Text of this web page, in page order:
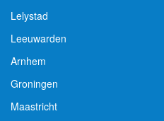
Lelystad
Leeuwarden
Arnhem
Groningen
Maastricht